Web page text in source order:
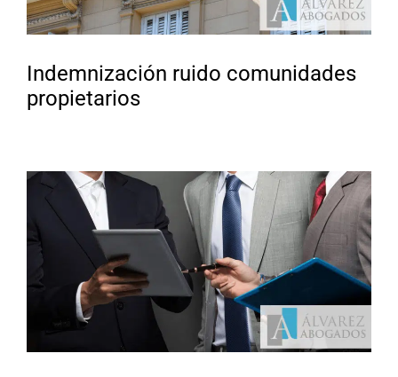
Indemnización ruido comunidades
propietarios